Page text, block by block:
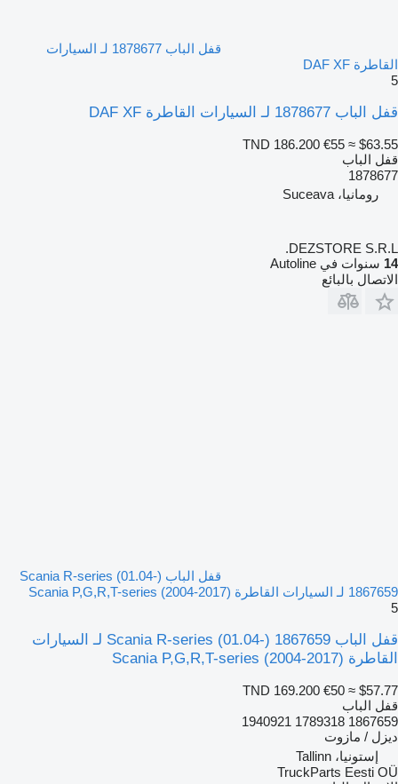
قفل الباب 1878677 لـ السيارات
القاطرة DAF XF
5
قفل الباب 1878677 لـ السيارات القاطرة DAF XF
TND 186.200 €55 ≈ $63.55
قفل الباب
1878677
رومانيا، Suceava
DEZSTORE S.R.L.
14 سنوات في Autoline
الاتصال بالبائع
قفل الباب Scania R-series (01.04-)
1867659 لـ السيارات القاطرة Scania P,G,R,T-series (2004-2017)
5
قفل الباب Scania R-series (01.04-) 1867659 لـ السيارات
القاطرة Scania P,G,R,T-series (2004-2017)
TND 169.200 €50 ≈ $57.77
قفل الباب
1867659 1789318 1940921
ديزل / مازوت
إستونيا، Tallinn
TruckParts Eesti OÜ